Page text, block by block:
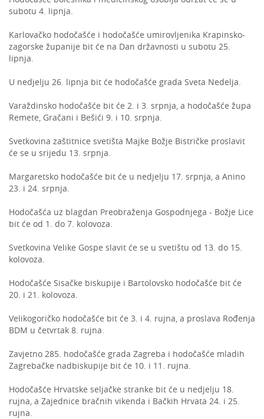
subotu 4. lipnja.
Karlovačko hodočašće i hodočašće umirovljenika Krapinsko-
zagorske županije bit će na Dan državnosti u subotu 25.
lipnja.
U nedjelju 26. lipnja bit će hodočašće grada Sveta Nedelja.
Varaždinsko hodočašće bit će 2. i 3. srpnja, a hodočašće župa
Remete, Gračani i Bešići 9. i 10. srpnja.
Svetkovina zaštitnice svetišta Majke Božje Bistričke proslavit
će se u srijedu 13. srpnja.
Margaretsko hodočašće bit će u nedjelju 17. srpnja, a Anino
23. i 24. srpnja.
Hodočašća uz blagdan Preobraženja Gospodnjega - Božje Lice
bit će od 1. do 7. kolovoza.
Svetkovina Velike Gospe slavit će se u svetištu od 13. do 15.
kolovoza.
Hodočašće Sisačke biskupije i Bartolovsko hodočašće bit će
20. i 21. kolovoza.
Velikogoričko hodočašće bit će 3. i 4. rujna, a proslava Rođenja
BDM u četvrtak 8. rujna.
Zavjetno 285. hodočašće grada Zagreba i hodočašće mladih
Zagrebačke nadbiskupije bit će 10. i 11. rujna.
Hodočašće Hrvatske seljačke stranke bit će u nedjelju 18.
rujna, a Zajednice bračnih vikenda i Bačkih Hrvata 24. i 25.
rujna.